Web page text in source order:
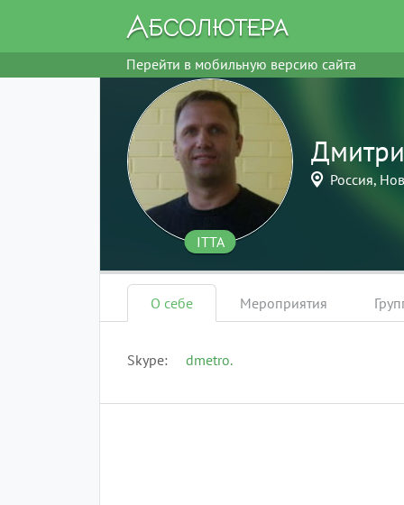
Перейти в мобильную версию сайта
ITTA
Россия,
О себе Мероприятия
Skype dmetro.